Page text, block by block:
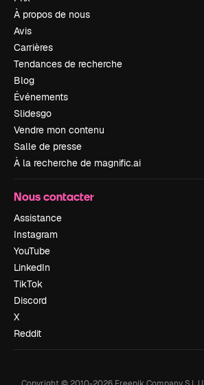
À propos de nous
Avis
Carrières
Tendances de recherche
Blog
Événements
Slidesgo
Vendre mon contenu
Salle de presse
À la recherche de magnific.ai
Nous contacter
Assistance
Instagram
YouTube
LinkedIn
TikTok
Discord
X
Reddit